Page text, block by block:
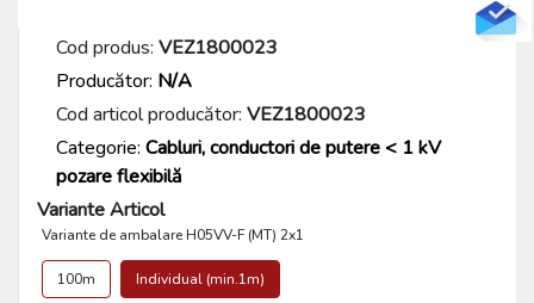
Cod produs: VEZ1800023
Producător: N/A
Cod articol producător: VEZ1800023
Categorie: Cabluri, conductori de putere < 1 kV
pozare flexibilă
Variante Articol
Variante de ambalare H05VV-F (MT) 2x1
100m Individual (min.1m)